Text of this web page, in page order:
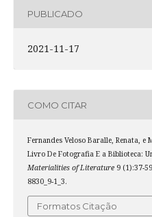
PUBLICADO
2021-11-17
COMO CITAR
Fernandes Veloso Baralle, Renata,
Livro De Fotografia E a Biblioteca:
Materialities of Literature9 (1):37-
8830_9-1_3.
Formatos Citação